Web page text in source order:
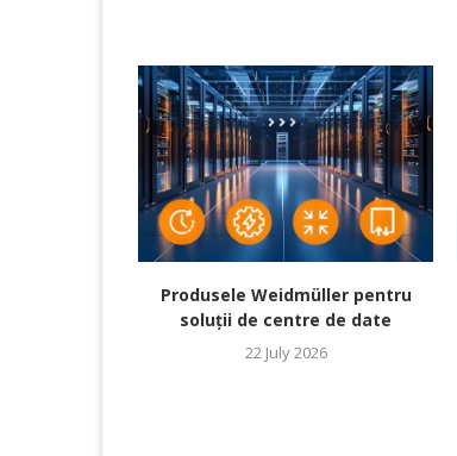
Produsele Weidmüller pentru
soluții de centre de date
22 July 2026